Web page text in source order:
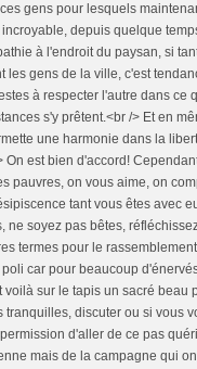
gens pour lesquels
depuis quelque
à l'endroit du paysan, si
les gens de la ville, c'est
à respecter l'autre dans ce
s'y prêtent.<br /> Et en
une harmonie dans la
On est bien d'accord!
pauvres, on vous aime, on
tant vous êtes avec
ne soyez pas bêtes,
termes pour le
car pour beaucoup
sur le tapis un sacré beau
discuter ou si vous
d'aller de ce pas
mais de la campagne qui